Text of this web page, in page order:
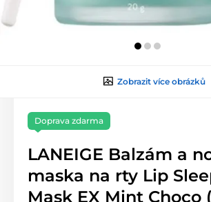
Zobrazit více obrázků
Doprava zdarma
LANEIGE Balzám a
maska na rty Lip
Mask EX Mint Choco